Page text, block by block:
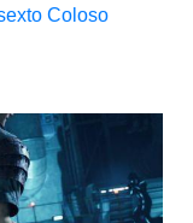
Coloso